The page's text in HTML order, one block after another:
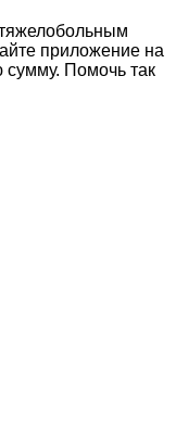
приложение на
Помочь так